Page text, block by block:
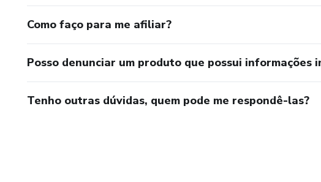
Como faço para me afiliar?
Posso denunciar um produto que possui informações
Tenho outras dúvidas, quem pode me respondê-las?